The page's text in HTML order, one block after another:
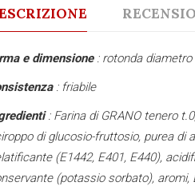
e dimensione : rotonda
: friabile
: Farina di GRANO tenero
di glucosio-fruttosio, purea di
(E1442, E401, E440),
(potassio sorbato), aromi,